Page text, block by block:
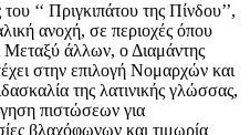
‘‘ Πριγκιπάτου της Πίνδου’’,
ανοχή, σε περιοχές όπου
άλλων, ο Διαμάντης
στην επιλογή Νομαρχών και
της λατινικής γλώσσας,
πιστώσεων για
βλαχόφωνων και τιμωρία